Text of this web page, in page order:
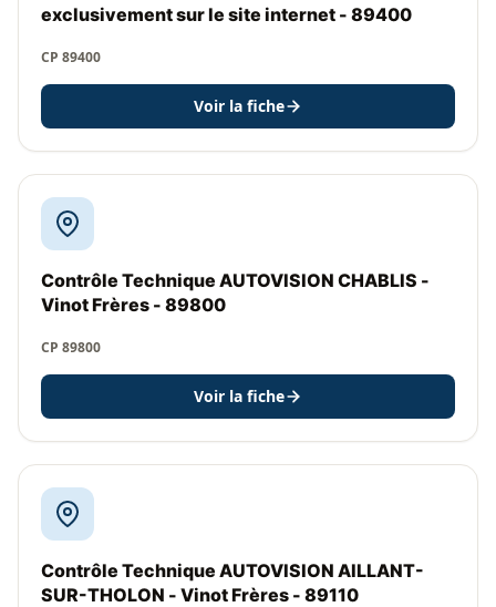
exclusivement sur le site internet - 89400
CP 89400
Voir la fiche
Contrôle Technique AUTOVISION CHABLIS -
Vinot Frères - 89800
CP 89800
Voir la fiche
Contrôle Technique AUTOVISION AILLANT-
SUR-THOLON - Vinot Frères - 89110